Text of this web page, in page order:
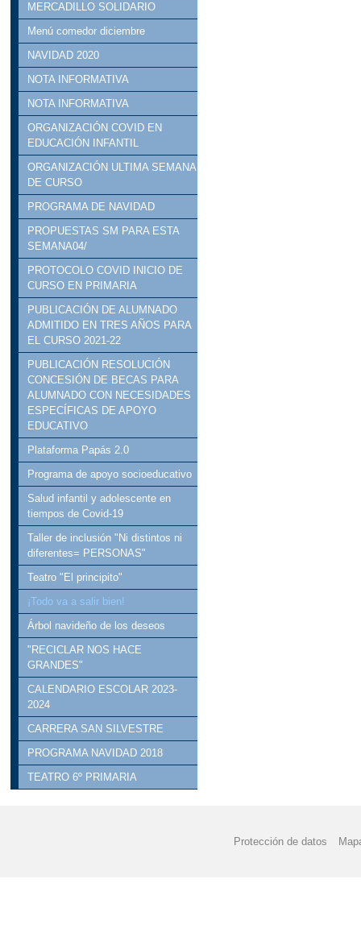
MERCADILLO SOLIDARIO
Menú comedor diciembre
NAVIDAD 2020
NOTA INFORMATIVA
NOTA INFORMATIVA
ORGANIZACIÓN COVID EN
EDUCACIÓN INFANTIL
ORGANIZACIÓN ULTIMA SEMANA
DE CURSO
PROGRAMA DE NAVIDAD
PROPUESTAS SM PARA ESTA
SEMANA04/
PROTOCOLO COVID INICIO DE
CURSO EN PRIMARIA
PUBLICACIÓN DE ALUMNADO
ADMITIDO EN TRES AÑOS PARA
EL CURSO 2021-22
PUBLICACIÓN RESOLUCIÓN
CONCESIÓN DE BECAS PARA
ALUMNADO CON NECESIDADES
ESPECÍFICAS DE APOYO
EDUCATIVO
Plataforma Papás 2.0
Programa de apoyo socioeducativo
Salud infantil y adolescente en
tiempos de Covid-19
Taller de inclusión "Ni distintos ni
diferentes= PERSONAS"
Teatro "El principito"
¡Todo va a salir bien!
Árbol navideño de los deseos
"RECICLAR NOS HACE
GRANDES"
CALENDARIO ESCOLAR 2023-
2024
CARRERA SAN SILVESTRE
PROGRAMA NAVIDAD 2018
TEATRO 6º PRIMARIA
Protección de datos